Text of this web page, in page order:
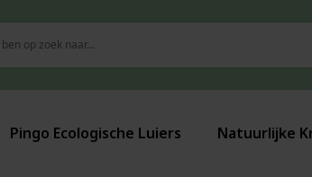
Pingo Ecologische Luiers Natuurlijke